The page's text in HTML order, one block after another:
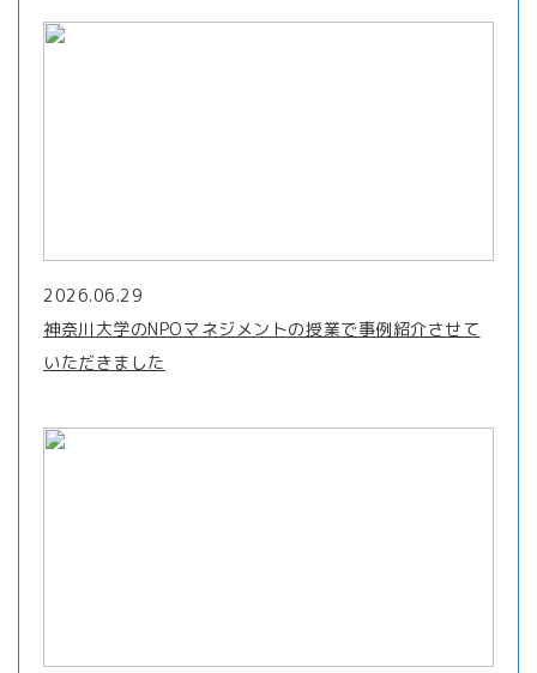
2026.06.29
神奈川大学のNPOマネジメントの授業で事例紹介させて
いただきました